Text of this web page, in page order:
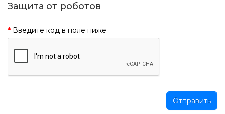
Защита от роботов
Введите код в поле ниже
Отправить